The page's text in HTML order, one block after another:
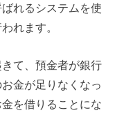
れるシステムを使
れます。
て、預金者が銀行
金が足りなくなっ
を借りることにな